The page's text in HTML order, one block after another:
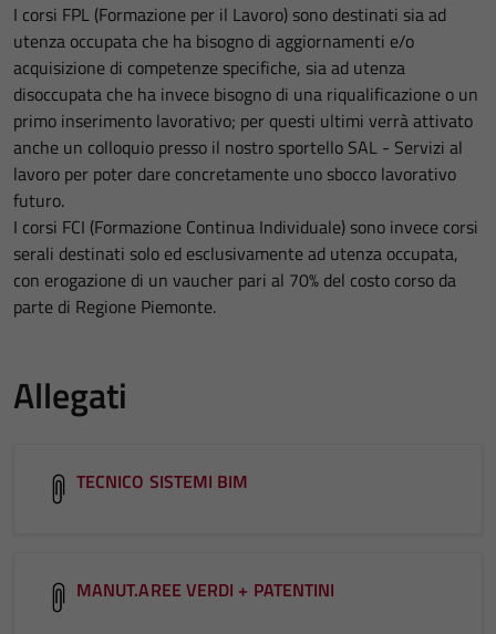
I corsi FPL (Formazione per il Lavoro) sono destinati sia ad
utenza occupata che ha bisogno di aggiornamenti e/o
acquisizione di competenze specifiche, sia ad utenza
disoccupata che ha invece bisogno di una riqualificazione o un
primo inserimento lavorativo; per questi ultimi verrà attivato
anche un colloquio presso il nostro sportello SAL - Servizi al
lavoro per poter dare concretamente uno sbocco lavorativo
futuro.
I corsi FCI (Formazione Continua Individuale) sono invece corsi
serali destinati solo ed esclusivamente ad utenza occupata,
con erogazione di un vaucher pari al 70% del costo corso da
parte di Regione Piemonte.
Allegati
TECNICO SISTEMI BIM
MANUT.AREE VERDI + PATENTINI